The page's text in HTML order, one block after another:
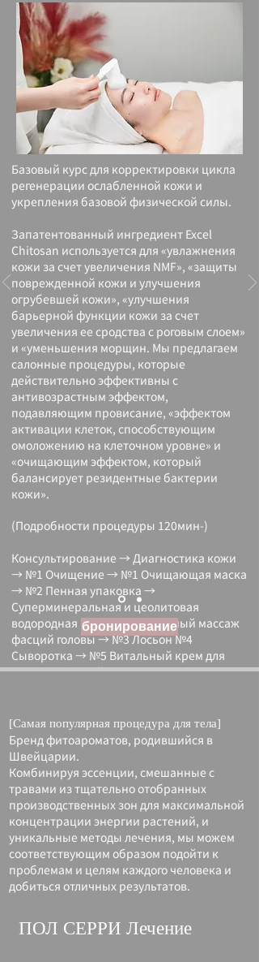
Базовый курс для корректировки цикла
регенерации ослабленной кожи и
укрепления базовой физической силы.
Запатентованный ингредиент Excel
Chitosan используется для «увлажнения
кожи за счет увеличения NMF», «защиты
поврежденной кожи и улучшения
огрубевшей кожи», «улучшения
барьерной функции кожи за счет
увеличения ее сродства с роговым слоем»
и «уменьшения морщин. Мы предлагаем
салонные процедуры, которые
действительно эффективны с
антивозрастным эффектом,
подавляющим провисание, «эффектом
активации клеток, способствующим
омоложению на клеточном уровне» и
«очищающим эффектом, который
балансирует резидентные бактерии
кожи».
(Подробности процедуры 120мин-)
Консультирование → Диагностика кожи
→ №1 Очищение → №1 Очищающая маска
→ №2 Пенная упаковка →
Суперминеральная и цеолитовая
водородная маска → Подъемный массаж
фасций головы → №3 Лосьон №4
Сыворотка → №5 Витальный крем для
массажа фасций → №9 Вода Барьерное
бронирование
[Самая популярная процедура для тела]
Бренд фитоароматов, родившийся в
Швейцарии.
Комбинируя эссенции, смешанные с
травами из тщательно отобранных
производственных зон для максимальной
концентрации энергии растений, и
уникальные методы лечения, мы можем
соответствующим образом подойти к
проблемам и целям каждого человека и
добиться отличных результатов.
ПОЛ СЕРРИ Лечение